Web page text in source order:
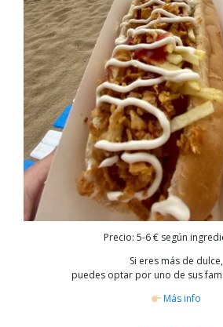
Precio: 5-6 € según
Si eres más de dulce,
puedes optar por uno de sus
Más info